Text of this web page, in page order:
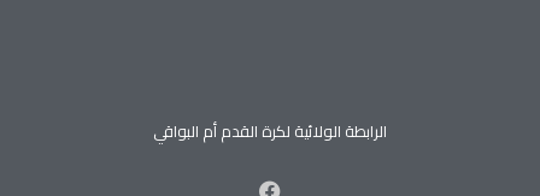
الرابطة الولائية لكرة القدم أم البواقي